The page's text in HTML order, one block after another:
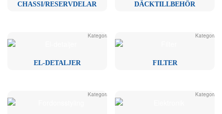
CHASSI/RESERVDELAR DÄCKTILLBEHÖR
Kategori
EL-DETALJER
Kategori
FILTER
Kategori Kategori